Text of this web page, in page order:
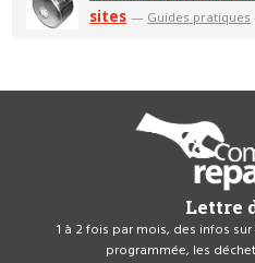
sites — Guides pratiques
Lettre
1 à 2 fois par mois, des infos
programmée, les